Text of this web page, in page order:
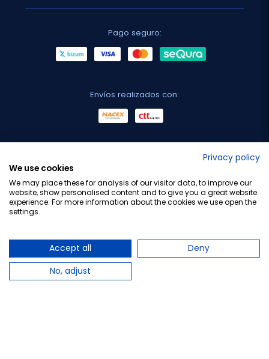
Pago seguro:
Envíos realizados con:
Privacy policy
We use cookies
We may place these for analysis of our visitor data, to improve our
website, show personalised content and to give you a great website
experience. For more information about the cookies we use open the
settings.
Accept all
Deny
No, adjust